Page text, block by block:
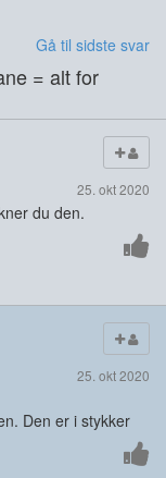
Gå til sidste svar
= alt for
25. okt 2020
du den.
25. okt 2020
Den er i stykker